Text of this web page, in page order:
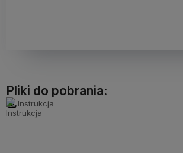
Pliki do pobrania:
Instrukcja